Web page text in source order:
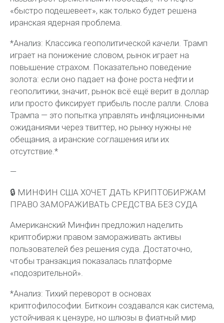
«быстро подешевеет», как только будет решена
иранская ядерная проблема.
*Анализ: Классика геополитической качели. Трамп
играет на понижение словом, рынок играет на
повышение страхом. Показательно поведение
золота: если оно падает на фоне роста нефти и
геополитики, значит, рынок всё ещё верит в доллар
или просто фиксирует прибыль после ралли. Слова
Трампа — это попытка управлять инфляционными
ожиданиями через твиттер, но рынку нужны не
обещания, а иранские соглашения или их
отсутствие.*
—
🔒 МИНФИН США ХОЧЕТ ДАТЬ КРИПТОБИРЖАМ
ПРАВО ЗАМОРАЖИВАТЬ СРЕДСТВА БЕЗ СУДА
Американский Минфин предложил наделить
криптобиржи правом замораживать активы
пользователей без решения суда. Достаточно,
чтобы транзакция показалась платформе
«подозрительной».
*Анализ: Тихий переворот в основах
криптофилософии. Биткоин создавался как система,
устойчивая к цензуре, но шлюзы в фиатный мир